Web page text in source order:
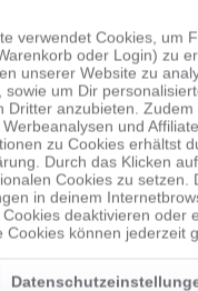
Hersteller sind
dem Produkt ähnlich ...
verwendet Cookies, um
oder Login) zu
unserer Website zu
sowie um Dir
Dritter anzubieten.
und
zu Cookies erhältst
Durch das Klicken
Cookies zu setzen.
in deinem
deaktivieren oder
Cookies können jederzeit